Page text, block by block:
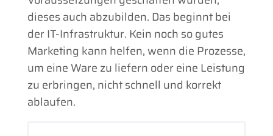
dieses auch abzubilden. Das beginnt bei
der IT-Infrastruktur. Kein noch so gutes
Marketing kann helfen, wenn die Prozesse,
um eine Ware zu liefern oder eine Leistung
zu erbringen, nicht schnell und korrekt
ablaufen.